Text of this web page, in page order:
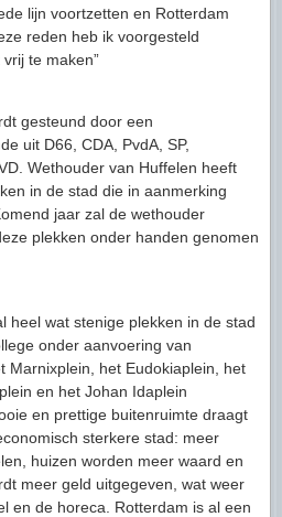
lijn voortzetten en Rotterdam
reden heb ik voorgesteld
te maken”
gesteund door een
uit D66, CDA, PvdA, SP,
Wethouder van Huffelen heeft
in de stad die in aanmerking
jaar zal de wethouder
plekken onder handen genomen
heel wat stenige plekken in de stad
onder aanvoering van
Marnixplein, het Eudokiaplein, het
en het Johan Idaplein
en prettige buitenruimte draagt
sterkere stad: meer
huizen worden meer waard en
meer geld uitgegeven, wat weer
en de horeca. Rotterdam is al een